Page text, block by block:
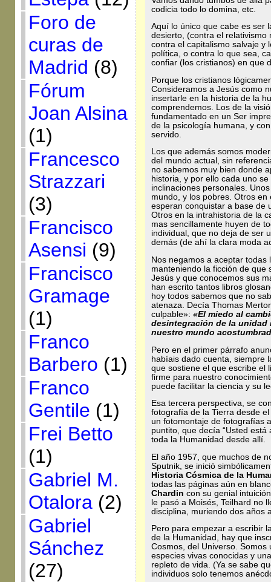
Foro de
curas de
Madrid (8)
Fórum
Joan Alsina
(1)
Francesco
Strazzari
(3)
Francisco
Asensi (9)
Francisco
Gramage
(1)
Franco
Barbero (1)
Franco
Gentile (1)
Frei Betto
(1)
Gabriel M.
Otalora(2)
Gabriel
Sánchez
(27)
codicia todo lo domina, etc.
Aquí lo único que cabe es ser
desierto, (contra el relativismo
contra el capitalismo salvaje y
política, o contra lo que sea,
confiar (los cristianos) en que
Porque los cristianos
Consideramos a Jesús como
insertarle en la historia de la
comprendemos. Los de la
fundamentado en un Ser
de la psicología humana, y
servido.
Los que además somos
del mundo actual, sin
no sabemos muy bien donde
historia, y por ello cada uno
inclinaciones personales.
mundo, y los pobres. Otros
esperan conquistar a base de
Otros en la intrahistoria de la
mas sencillamente huyen de
individual, que no deja de ser
demás (de ahí la clara moda
Nos negamos a aceptar
manteniendo la ficción de que
Jesús y que conocemos sus
han escrito tantos libros
hoy todos sabemos que no
atenaza. Decía Thomas
culpable»: «El miedo al
desintegración de la unidad
nuestro mundo
Pero en el primer párrafo
habíais dado cuenta, siempre
que sostiene el que escribe el
firme para nuestro
puede facilitar la ciencia y su
Esa tercera perspectiva, se
fotografía de la Tierra desde
un fotomontaje de fotografías
puntito, que decía “Usted
toda la Humanidad desde allí.
El año 1957, que muchos de
Sputnik, se inició
Historia Cósmica de la
todas las páginas aún en
Chardin con su genial
le pasó a Moisés, Teilhard no
disciplina, muriendo dos años
Pero para empezar a escribir
de la Humanidad, hay que
Cosmos, del Universo.
especies vivas conocidas y
repleto de vida. (Ya se sabe
individuos solo tenemos